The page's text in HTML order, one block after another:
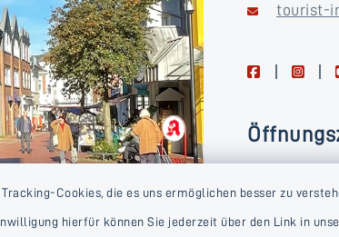
Cookies, die es uns ermöglichen besser zu
hierfür können Sie jederzeit über den Link in
tourist-
facebook
Freitag
09:00-16:00